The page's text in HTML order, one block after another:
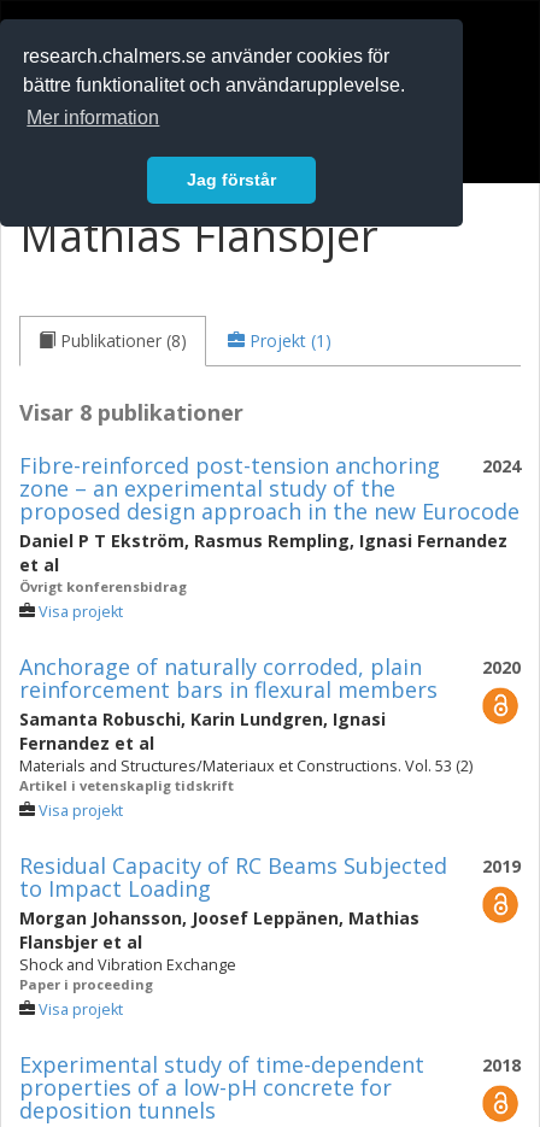
research.chalmers.se använder cookies för
bättre funktionalitet och användarupplevelse.
Mer information
Jag förstår
Mathias Flansbjer
Publikationer (8) Projekt (1)
Visar 8 publikationer
2024
Fibre-reinforced post-tension anchoring
zone – an experimental study of the
proposed design approach in the new Eurocode
Daniel P T Ekström, Rasmus Rempling, Ignasi Fernandez
et al
Övrigt konferensbidrag
Visa projekt
2020
Anchorage of naturally corroded, plain
reinforcement bars in flexural members
Samanta Robuschi, Karin Lundgren, Ignasi
Fernandez et al
Materials and Structures/Materiaux et Constructions. Vol. 53 (2)
Artikel i vetenskaplig tidskrift
Visa projekt
2019
Residual Capacity of RC Beams Subjected
to Impact Loading
Morgan Johansson, Joosef Leppänen, Mathias
Flansbjer et al
Shock and Vibration Exchange
Paper i proceeding
Visa projekt
2018
Experimental study of time-dependent
properties of a low-pH concrete for
deposition tunnels